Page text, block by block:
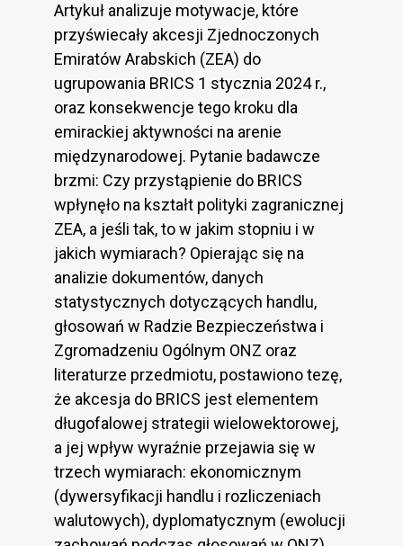
Artykuł analizuje motywacje, które
przyświecały akcesji Zjednoczonych
Emiratów Arabskich (ZEA) do
ugrupowania BRICS 1 stycznia 2024 r.,
oraz konsekwencje tego kroku dla
emirackiej aktywności na arenie
międzynarodowej. Pytanie badawcze
brzmi: Czy przystąpienie do BRICS
wpłynęło na kształt polityki zagranicznej
ZEA, a jeśli tak, to w jakim stopniu i w
jakich wymiarach? Opierając się na
analizie dokumentów, danych
statystycznych dotyczących handlu,
głosowań w Radzie Bezpieczeństwa i
Zgromadzeniu Ogólnym ONZ oraz
literaturze przedmiotu, postawiono tezę,
że akcesja do BRICS jest elementem
długofalowej strategii wielowektorowej,
a jej wpływ wyraźnie przejawia się w
trzech wymiarach: ekonomicznym
(dywersyfikacji handlu i rozliczeniach
walutowych), dyplomatycznym (ewolucji